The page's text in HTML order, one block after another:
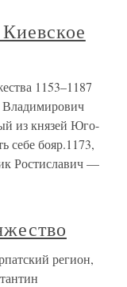
1153–1187
из князей Юго-
себе бояр.1173,
Ростиславич —
регион,